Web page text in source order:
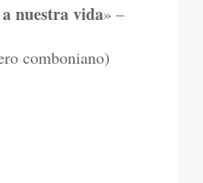
nuestra vida» –
comboniano)